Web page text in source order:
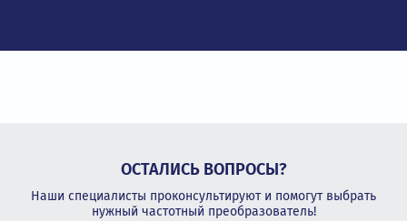
ОСТАЛИСЬ ВОПРОСЫ?
Наши специалисты проконсультируют и помогут выбрать
нужный частотный преобразователь!